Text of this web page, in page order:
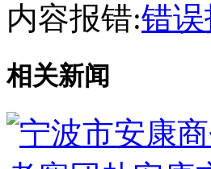
内容报错:错
相关新闻